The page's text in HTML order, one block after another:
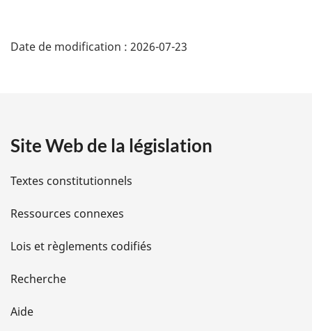
é
i
l
s
d
e
l
Date de modification : 2026-07-23
Site Web de la législation
Textes constitutionnels
Ressources connexes
Lois et règlements codifiés
Recherche
Aide